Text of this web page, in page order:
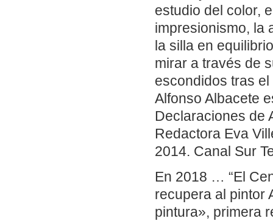
estudio del color,
impresionismo, la
la silla en
mirar a través de
escondidos tras
Alfonso Albacete
Declaraciones de
Redactora Eva
2014. Canal Sur
En 2018 … “El
recupera al pintor
pintura», primera